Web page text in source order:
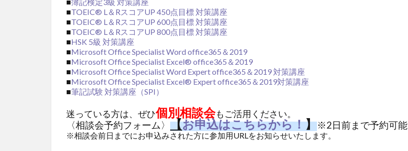
■簿記検定3級 対策講座
■TOEIC® L＆RスコアUP 450点目標 対策講座
■TOEIC® L＆RスコアUP 600点目標 対策講座
■TOEIC® L＆RスコアUP 800点目標 対策講座
■HSK 5級 対策講座
■Microsoft Office Specialist Word office365＆2019
■Microsoft Office Specialist Excel® office365＆2019
■Microsoft Office Specialist Word Expert office365＆2019 対策講座
■Microsoft Office Specialist Excel® Expert office365＆2019対策講座
■筆記試験 対策講座（SPI）
迷っている方は、ぜひ個別相談会もご活用ください。
〈相談会予約フォーム〉 【お申込はこちらから！】※2日前まで予約可能
※相談会前日までにお申込みされた方に参加用URLをお知らせいたします。